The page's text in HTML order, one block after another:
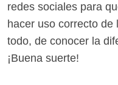
redes sociales para
hacer uso correcto de
todo, de conocer la
¡Buena suerte!